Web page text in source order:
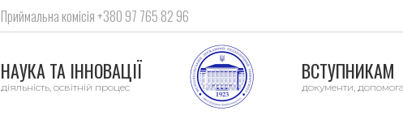
Приймальна комісія +380 97 765 82 96
НАУКА ТА ІННОВАЦІЇ
діяльність, освітній процес
ВСТУПНИКАМ
документи,